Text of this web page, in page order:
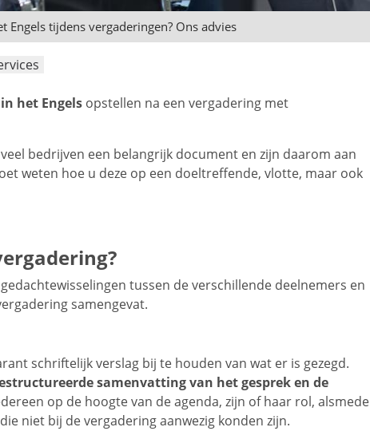
Engels tijdens vergaderingen? Ons advies
het Engels opstellen na een vergadering met
bedrijven een belangrijk document en zijn daarom aan
weten hoe u deze op een doeltreffende, vlotte, maar ook
tussen de verschillende deelnemers en
samengevat.
schriftelijk verslag bij te houden van wat er is gezegd.
samenvatting van het gesprek en de
op de hoogte van de agenda, zijn of haar rol, alsmede
niet bij de vergadering aanwezig konden zijn.